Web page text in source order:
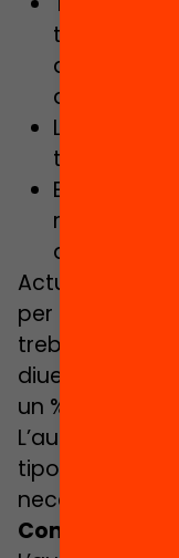
tenim una
diferents?
treballa?
El model
recursos
Actualment la
per a
treballa
diuen que
un % molt
L’autor ens
tipologies
necessitats de
Com ho